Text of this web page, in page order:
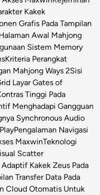
Kakek
Grafis Pada Tampilan
Awal Mahjong
Sistem Memory
Kriteria Perangkat
Mahjong Ways 2Sisi
Layar Gates of
Tinggi Pada
Menghadapi Gangguan
Synchronous Audio
Pengalaman Navigasi
MaxwinTeknologi
Scatter
Kakek Zeus Pada
Transfer Data Pada
Cloud Otomatis Untuk